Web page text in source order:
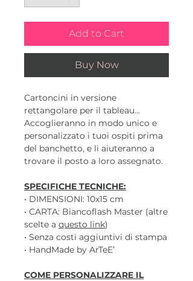
Add to Cart
Buy Now
Cartoncini in versione
rettangolare per il tableau...
Accoglieranno in modo unico e
personalizzato i tuoi ospiti prima
del banchetto, e li aiuteranno a
trovare il posto a loro assegnato.
SPECIFICHE TECNICHE:
• DIMENSIONI: 10x15 cm
• CARTA: Biancoflash Master (altre
scelte a questo link)
• Senza costi aggiuntivi di stampa
• HandMade by ArTeE’
COME PERSONALIZZARE IL